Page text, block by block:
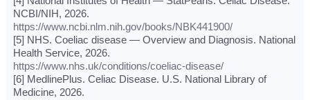
NCBI/NIH, 2026.
https://www.ncbi.nlm.nih.gov/books/NBK441900/
[5] NHS. Coeliac disease — Overview and Diagnosis. National
Health Service, 2026.
https://www.nhs.uk/conditions/coeliac-disease/
[6] MedlinePlus. Celiac Disease. U.S. National Library of
Medicine, 2026.